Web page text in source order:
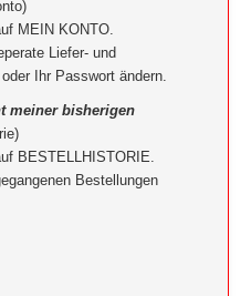
MEIN KONTO.
Liefer- und
Ihr Passwort ändern.
meiner bisherigen
BESTELLHISTORIE.
Bestellungen